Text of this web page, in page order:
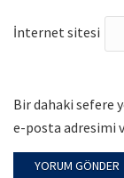
İnternet sitesi
Bir dahaki sefere
e-posta adresimi